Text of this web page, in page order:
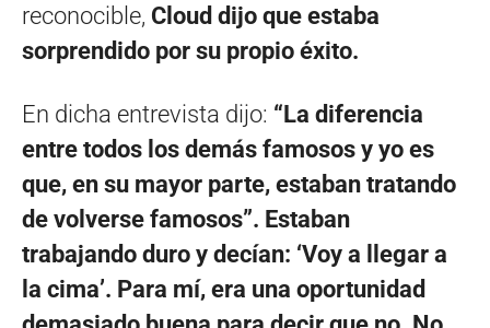
reconocible, Cloud dijo que estaba
sorprendido por su propio éxito.
En dicha entrevista dijo: “La diferencia
entre todos los demás famosos y yo es
que, en su mayor parte, estaban tratando
de volverse famosos”. Estaban
trabajando duro y decían: ‘Voy a llegar a
la cima’. Para mí, era una oportunidad